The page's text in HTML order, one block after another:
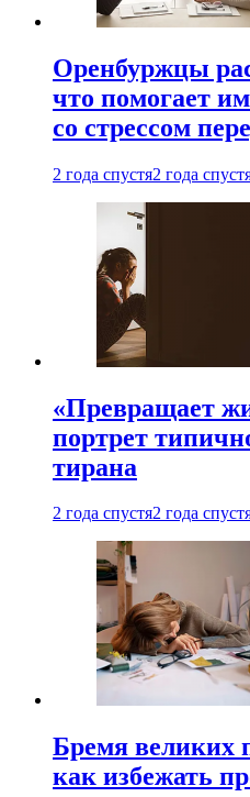
Оренбуржцы
что помогает
со стрессом
2 года спустя2 года
«Превращает
портрет
тирана
2 года спустя2 года
Бремя великих
как избежать